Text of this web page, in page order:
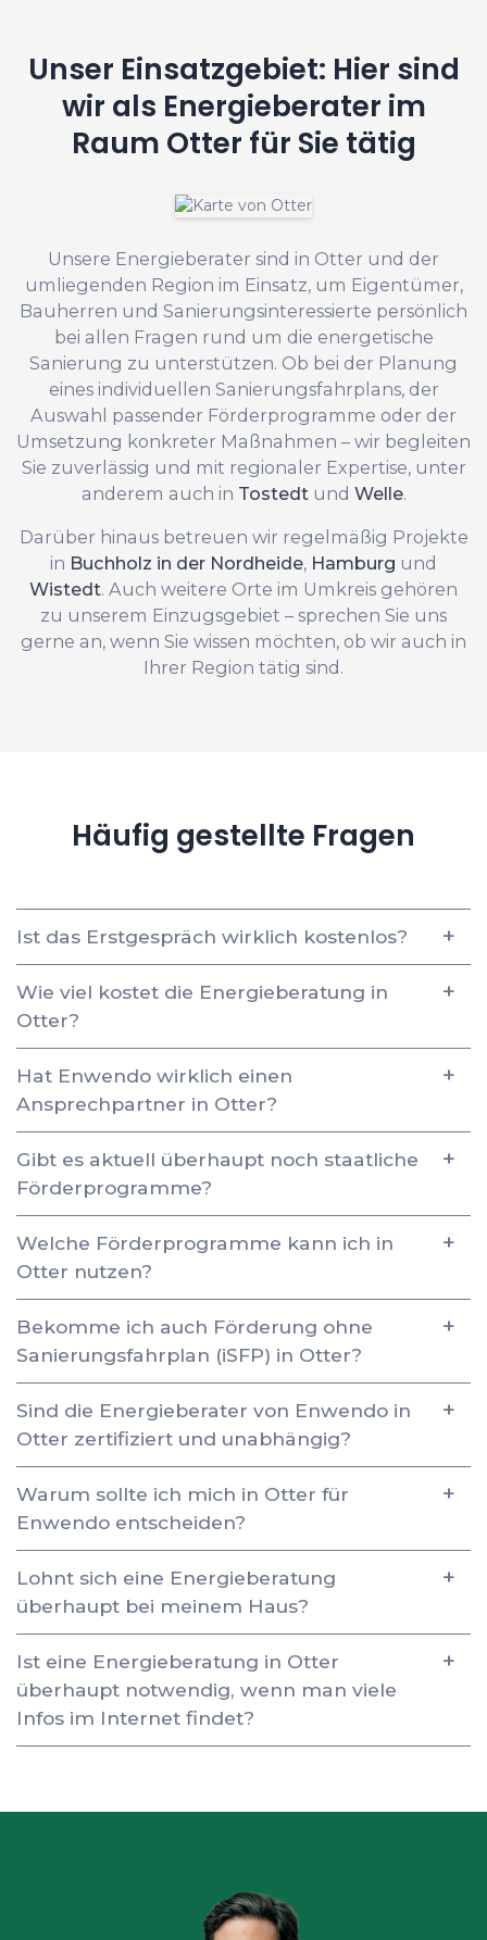
Unser Einsatzgebiet: Hier sind
wir als Energieberater im
Raum Otter für Sie tätig
Unsere Energieberater sind in Otter und der
umliegenden Region im Einsatz, um Eigentümer,
Bauherren und Sanierungsinteressierte persönlich
bei allen Fragen rund um die energetische
Sanierung zu unterstützen. Ob bei der Planung
eines individuellen Sanierungsfahrplans, der
Auswahl passender Förderprogramme oder der
Umsetzung konkreter Maßnahmen – wir begleiten
Sie zuverlässig und mit regionaler Expertise, unter
anderem auch in Tostedtund Welle.
Darüber hinaus betreuen wir regelmäßig Projekte
in Buchholz in der Nordheide, Hamburg und
Wistedt. Auch weitere Orte im Umkreis gehören
zu unserem Einzugsgebiet – sprechen Sie uns
gerne an, wenn Sie wissen möchten, ob wir auch in
Ihrer Region tätig sind.
Häufig gestellte Fragen
Ist das Erstgespräch wirklich kostenlos?
Wie viel kostet die Energieberatung in
Otter?
Hat Enwendo wirklich einen
Ansprechpartner in Otter?
Gibt es aktuell überhaupt noch staatliche
Förderprogramme?
Welche Förderprogramme kann ich in
Otter nutzen?
Bekomme ich auch Förderung ohne
Sanierungsfahrplan (iSFP) in Otter?
Sind die Energieberater von Enwendo in
Otter zertifiziert und unabhängig?
Warum sollte ich mich in Otter für
Enwendo entscheiden?
Lohnt sich eine Energieberatung
überhaupt bei meinem Haus?
Ist eine Energieberatung in Otter
überhaupt notwendig, wenn man viele
Infos im Internet findet?